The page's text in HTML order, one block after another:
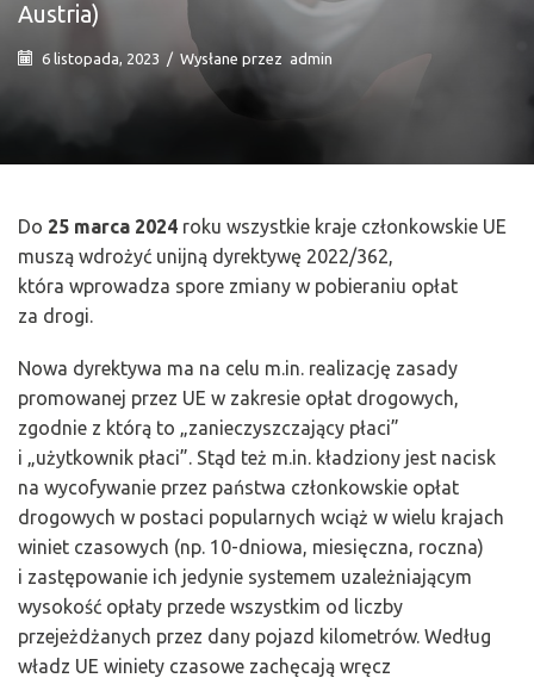
Austria)
6 listopada, 2023 / Wysłane przez admin
Do 25 marca 2024 roku wszystkie kraje członkowskie UE
muszą wdrożyć unijną dyrektywę 2022/362,
która wprowadza spore zmiany w pobieraniu opłat
za drogi.
Nowa dyrektywa ma na celu m.in. realizację zasady
promowanej przez UE w zakresie opłat drogowych,
zgodnie z którą to „zanieczyszczający płaci”
i „użytkownik płaci”. Stąd też m.in. kładziony jest nacisk
na wycofywanie przez państwa członkowskie opłat
drogowych w postaci popularnych wciąż w wielu krajach
winiet czasowych (np. 10-dniowa, miesięczna, roczna)
i zastępowanie ich jedynie systemem uzależniającym
wysokość opłaty przede wszystkim od liczby
przejeżdżanych przez dany pojazd kilometrów. Według
władz UE winiety czasowe zachęcają wręcz